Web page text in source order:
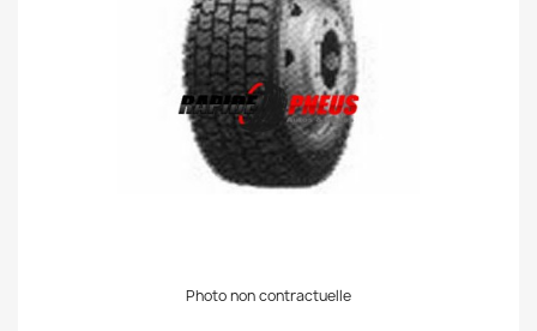
Photo non contractuelle